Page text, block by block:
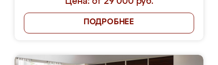
ПОДРОБНЕЕ